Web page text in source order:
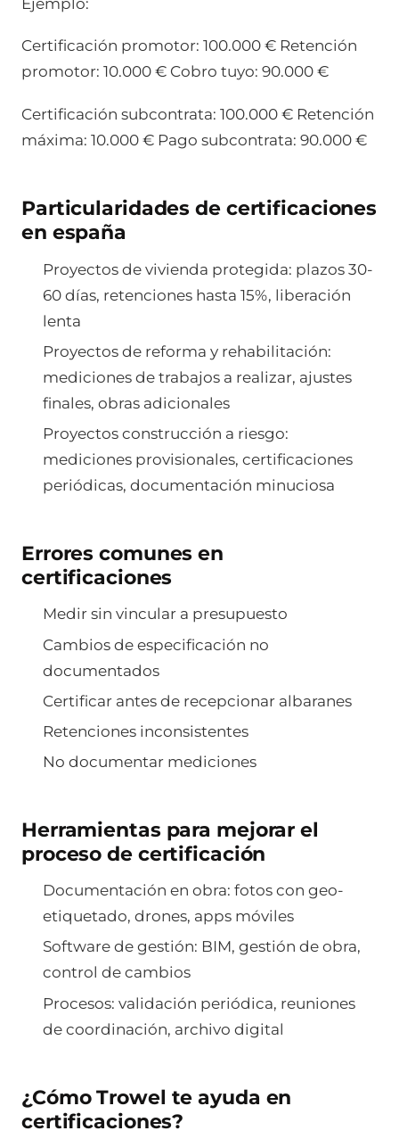
Certificación promotor: 100.000 € Retención
promotor: 10.000 € Cobro tuyo: 90.000 €
Certificación subcontrata: 100.000 € Retención
máxima: 10.000 € Pago subcontrata: 90.000 €
Particularidades de certificaciones
en españa
Proyectos de vivienda protegida: plazos 30-
60 días, retenciones hasta 15%, liberación
lenta
Proyectos de reforma y rehabilitación:
mediciones de trabajos a realizar, ajustes
finales, obras adicionales
Proyectos construcción a riesgo:
mediciones provisionales, certificaciones
periódicas, documentación minuciosa
Errores comunes en
certificaciones
Medir sin vincular a presupuesto
Cambios de especificación no
documentados
Certificar antes de recepcionar albaranes
Retenciones inconsistentes
No documentar mediciones
Herramientas para mejorar el
proceso de certificación
Documentación en obra: fotos con geo-
etiquetado, drones, apps móviles
Software de gestión: BIM, gestión de obra,
control de cambios
Procesos: validación periódica, reuniones
de coordinación, archivo digital
¿Cómo Trowel te ayuda en
certificaciones?